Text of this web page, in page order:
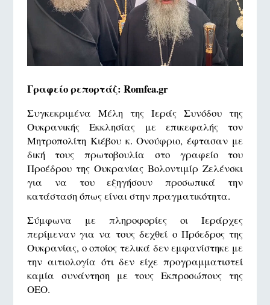
Γραφείο ρεπορτάζ: Romfea.gr
Συγκεκριμένα Μέλη της Ιεράς Συνόδου της
Ουκρανικής Εκκλησίας με επικεφαλής τον
Μητροπολίτη Κιέβου κ. Ονούφριο, έφτασαν με
δική τους πρωτοβουλία στο γραφείο του
Προέδρου της Ουκρανίας Βολοντιμίρ Ζελένσκι
για να του εξηγήσουν προσωπικά την
κατάσταση όπως είναι στην πραγματικότητα.
Σύμφωνα με πληροφορίες οι Ιεράρχες
περίμεναν για να τους δεχθεί ο Πρόεδρος της
Ουκρανίας, ο οποίος τελικά δεν εμφανίστηκε με
την αιτιολογία ότι δεν είχε προγραμματιστεί
καμία συνάντηση με τους Εκπροσώπους της
ΟΕΟ.